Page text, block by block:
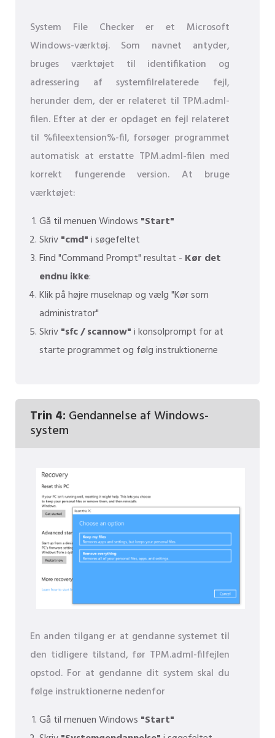
System File Checker er et Microsoft
Windows-værktøj. Som navnet antyder,
bruges værktøjet til identifikation og
adressering af systemfilrelaterede fejl,
herunder dem, der er relateret til TPM.adml-
filen. Efter at der er opdaget en fejl relateret
til %fileextension%-fil, forsøger programmet
automatisk at erstatte TPM.adml-filen med
korrekt fungerende version. At bruge
værktøjet:
Gå til menuen Windows "Start"
Skriv"cmd"i søgefeltet
Find "Command Prompt" resultat - Kør det
endnu ikke:
Klik på højre museknap og vælg "Kør som
administrator"
Skriv"sfc / scannow"i konsolprompt for at
starte programmet og følg instruktionerne
Trin 4: Gendannelse af Windows-
system
En anden tilgang er at gendanne systemet til
den tidligere tilstand, før TPM.adml-filfejlen
opstod. For at gendanne dit system skal du
følge instruktionerne nedenfor
Gå til menuen Windows "Start"